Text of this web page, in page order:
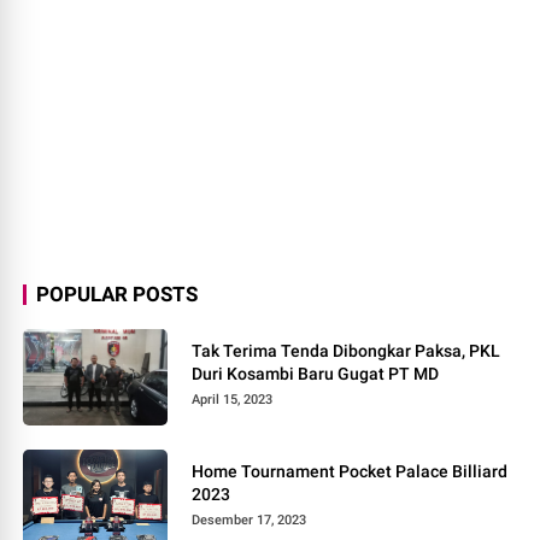
POPULAR POSTS
Tak Terima Tenda Dibongkar Paksa, PKL
Duri Kosambi Baru Gugat PT MD
April 15, 2023
Home Tournament Pocket Palace Billiard
2023
Desember 17, 2023